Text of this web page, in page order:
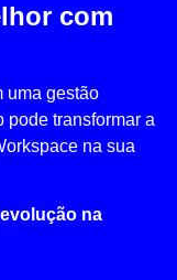
com
uma gestão
pode transformar a
na sua
na